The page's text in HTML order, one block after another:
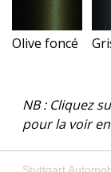
Olive foncé
NB : Cliquez
pour la voir
Stuttgart